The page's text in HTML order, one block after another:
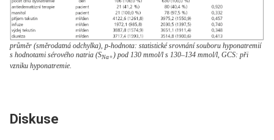
průměr (směrodatná odchylka), p-hodnota: statistické srovnání souboru hyponatremií
s hodnotami sérového natria (SNa+) pod 130 mmol/l s 130–134 mmol/l, GCS: při
vzniku hyponatremie.
Diskuse